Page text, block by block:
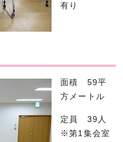
有り
面積 59平
方メートル
定員 39人
※第1集会室